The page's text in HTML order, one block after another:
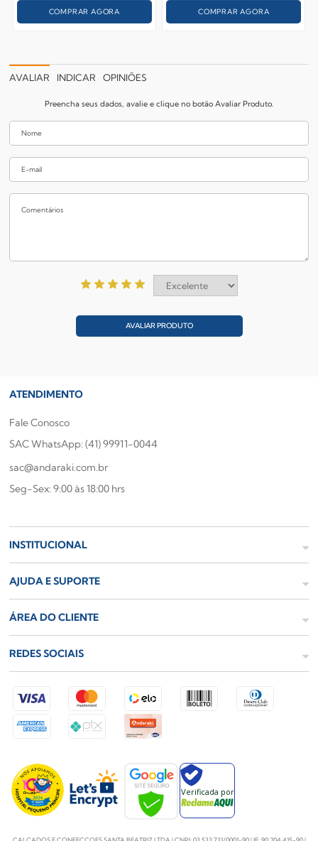
COMPRAR AGORA COMPRAR AGORA
AVALIAR INDICAR OPINIÕES
Preencha seus dados, avalie e clique no botão Avaliar Produto.
AVALIAR PRODUTO
ATENDIMENTO
Fale Conosco
SAC WhatsApp: (41) 99911-0044
sac@andaraki.com.br
Seg-Sex: 9:00 às 18:00 hrs
INSTITUCIONAL
AJUDA E SUPORTE
ÁREA DO CLIENTE
REDES SOCIAIS
Verificada por